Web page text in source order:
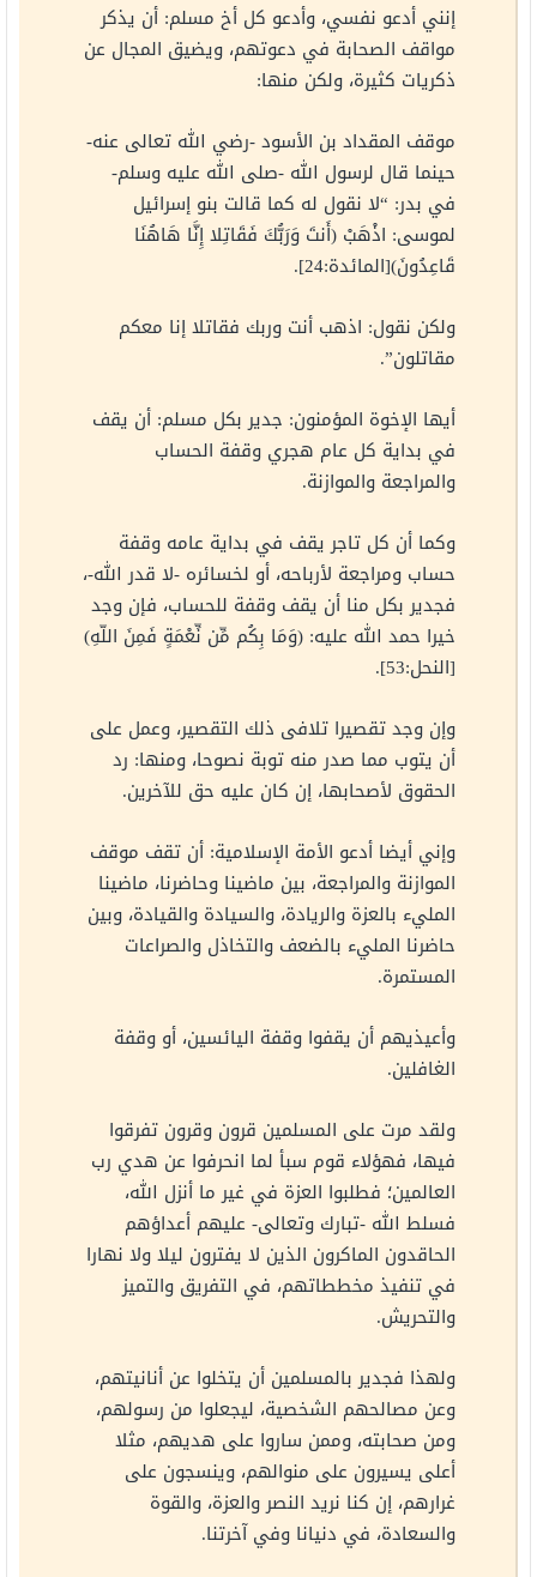
إنني أدعو نفسي، وأدعو كل أخ مسلم: أن يذكر
مواقف الصحابة في دعوتهم، ويضيق المجال عن
ذكريات كثيرة، ولكن منها:
موقف المقداد بن الأسود -رضي الله تعالى عنه-
حينما قال لرسول الله -صلى الله عليه وسلم-
في بدر: “لا نقول له كما قالت بنو إسرائيل
لموسى: اذْهَبْ (أَنتَ وَرَبُّكَ فَقَاتِلا إِنَّا هَاهُنَا
قَاعِدُونَ)[المائدة:24].
ولكن نقول: اذهب أنت وربك فقاتلا إنا معكم
مقاتلون”.
أيها الإخوة المؤمنون: جدير بكل مسلم: أن يقف
في بداية كل عام هجري وقفة الحساب
والمراجعة والموازنة.
وكما أن كل تاجر يقف في بداية عامه وقفة
حساب ومراجعة لأرباحه، أو لخسائره -لا قدر الله-،
فجدير بكل منا أن يقف وقفة للحساب، فإن وجد
خيرا حمد الله عليه: (وَمَا بِكُم مِّن نِّعْمَةٍ فَمِنَ اللّهِ)
[النحل:53].
وإن وجد تقصيرا تلافى ذلك التقصير، وعمل على
أن يتوب مما صدر منه توبة نصوحا، ومنها: رد
الحقوق لأصحابها، إن كان عليه حق للآخرين.
وإني أيضا أدعو الأمة الإسلامية: أن تقف موقف
الموازنة والمراجعة، بين ماضينا وحاضرنا، ماضينا
المليء بالعزة والريادة، والسيادة والقيادة، وبين
حاضرنا المليء بالضعف والتخاذل والصراعات
المستمرة.
وأعيذيهم أن يقفوا وقفة اليائسين، أو وقفة
الغافلين.
ولقد مرت على المسلمين قرون وقرون تفرقوا
فيها، فهؤلاء قوم سبأ لما انحرفوا عن هدي رب
العالمين؛ فطلبوا العزة في غير ما أنزل الله،
فسلط الله -تبارك وتعالى- عليهم أعداؤهم
الحاقدون الماكرون الذين لا يفترون ليلا ولا نهارا
في تنفيذ مخططاتهم، في التفريق والتميز
والتحريش.
ولهذا فجدير بالمسلمين أن يتخلوا عن أنانيتهم،
وعن مصالحهم الشخصية، ليجعلوا من رسولهم،
ومن صحابته، وممن ساروا على هديهم، مثلا
أعلى يسيرون على منوالهم، وينسجون على
غرارهم، إن كنا نريد النصر والعزة، والقوة
والسعادة، في دنيانا وفي آخرتنا.